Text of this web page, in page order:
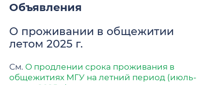
Объявления
О проживании в общежитии
летом 2025 г.
См. О продлении срока проживания в
общежитиях МГУ на летний период (июль-